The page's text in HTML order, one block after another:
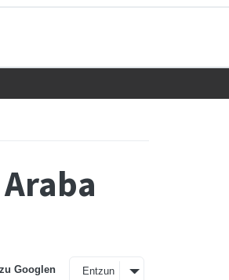
Googlen Entzun